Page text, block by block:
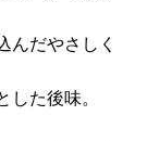
んだやさしく
た後味。